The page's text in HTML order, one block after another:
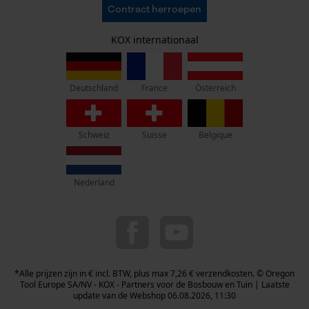
Oregon Tool Europe SA/NV
KOX – Partners voor de Bosbouw en Tuin
Rue Emile Francqui 11
1435 Mont-Saint-Guibert
Geen winkel!
Retouradres:
Beim Erlenwäldchen 14/2
71522 Backnang
GegevensbeschermingContract herroepen
KOX internationaal
Deutschland France Österreich
Schweiz Suisse Belgique
Nederland
*Alle prijzen zijn in € incl. BTW, plus max 7,26 € verzendkosten. © Oregon
Tool Europe SA/NV - KOX - Partners voor de Bosbouw en Tuin | Laatste
update van de Webshop 06.08.2026, 11:30